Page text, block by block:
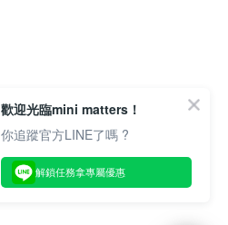
歡迎光臨mini matters！
你追蹤官方LINE了嗎 ?
解鎖任務拿專屬優惠